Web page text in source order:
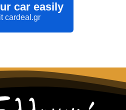
car easily
cardeal.gr